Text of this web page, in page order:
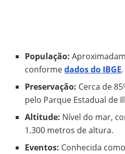
População:
conformedados do IBGE.
Preservação: Cerca de
pelo Parque Estadual de
Altitude: Nível do mar,
1.300 metros de altura.
Eventos: Conhecida